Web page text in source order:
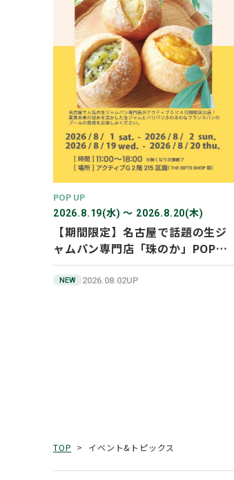
POP UP
2026.8.19(水) 〜 2026.8.20(木)
【期間限定】名古屋で話題の生ジ
ャムパン専門店「珠のか」POP
UP SHOP
NEW 2026.08.02UP
TOP イベント&トピックス